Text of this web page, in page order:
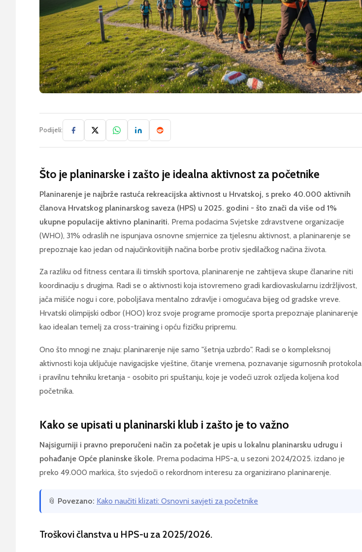
Podijeli:
Što je planinarske i zašto je idealna aktivnost za početnike
Planinarenje je najbrže rastuća rekreacijska aktivnost u Hrvatskoj, s preko 40.000 aktivnih
članova Hrvatskog planinarskog saveza (HPS) u 2025. godini - što znači da više od 1%
ukupne populacije aktivno planinariti. Prema podacima Svjetske zdravstvene organizacije
(WHO), 31% odraslih ne ispunjava osnovne smjernice za tjelesnu aktivnost, a planinarenje se
prepoznaje kao jedan od najučinkovitijih načina borbe protiv sjedilačkog načina života.
Za razliku od fitness centara ili timskih sportova, planinarenje ne zahtijeva skupe članarine niti
koordinaciju s drugima. Radi se o aktivnosti koja istovremeno gradi kardiovaskularnu izdržljivost,
jača mišiće nogu i core, poboljšava mentalno zdravlje i omogućava bijeg od gradske vreve.
Hrvatski olimpijski odbor (HOO) kroz svoje programe promocije sporta prepoznaje planinarenje
kao idealan temelj za cross-training i opću fizičku pripremu.
Ono što mnogi ne znaju: planinarenje nije samo "šetnja uzbrdo". Radi se o kompleksnoj
aktivnosti koja uključuje navigacijske vještine, čitanje vremena, poznavanje sigurnosnih protokola
i pravilnu tehniku kretanja - osobito pri spuštanju, koje je vodeći uzrok ozljeda koljena kod
početnika.
Kako se upisati u planinarski klub i zašto je to važno
Najsigurniji i pravno preporučeni način za početak je upis u lokalnu planinarsku udrugu i
pohađanje Opće planinske škole. Prema podacima HPS-a, u sezoni 2024/2025. izdano je
preko 49.000 markica, što svjedoči o rekordnom interesu za organizirano planinarenje.
📎 Povezano: Kako naučiti klizati: Osnovni savjeti za početnike
Troškovi članstva u HPS-u za 2025/2026.